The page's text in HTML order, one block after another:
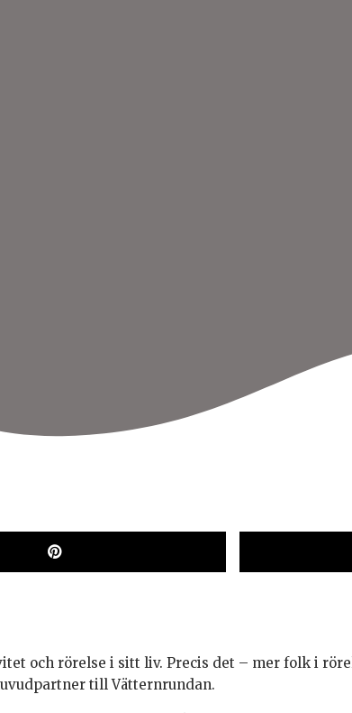
och rörelse i sitt liv. Precis det – mer folk i
till Vätternrundan.